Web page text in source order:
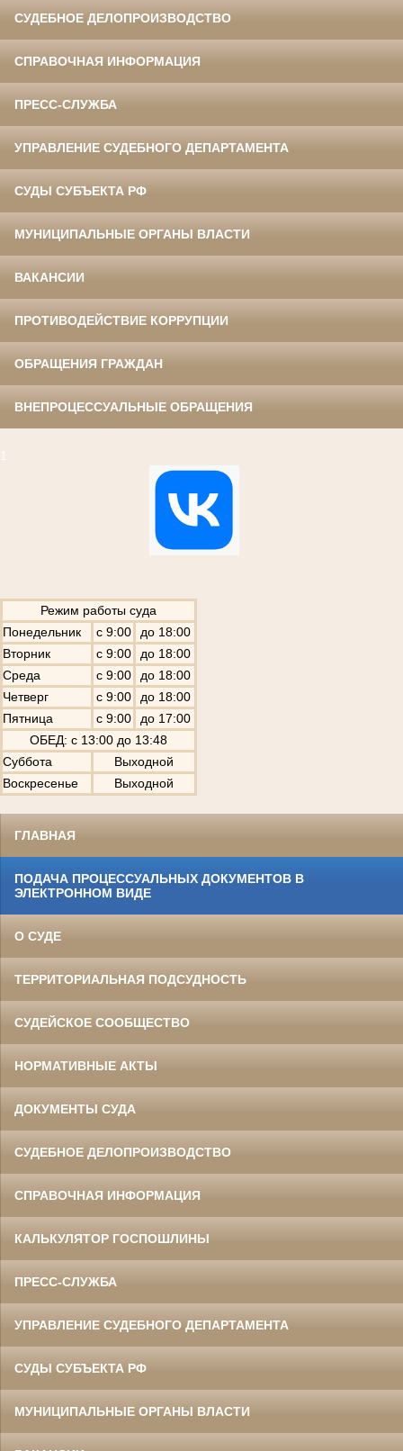
СУДЕБНОЕ ДЕЛОПРОИЗВОДСТВО
СПРАВОЧНАЯ ИНФОРМАЦИЯ
ПРЕСС-СЛУЖБА
УПРАВЛЕНИЕ СУДЕБНОГО ДЕПАРТАМЕНТА
СУДЫ СУБЪЕКТА РФ
МУНИЦИПАЛЬНЫЕ ОРГАНЫ ВЛАСТИ
ВАКАНСИИ
ПРОТИВОДЕЙСТВИЕ КОРРУПЦИИ
ОБРАЩЕНИЯ ГРАЖДАН
ВНЕПРОЦЕССУАЛЬНЫЕ ОБРАЩЕНИЯ
Режим работы суда
Понедельник
с 9:00
до 18:00
Вторник
с 9:00
до 18:00
Среда
с 9:00
до 18:00
Четверг
с 9:00
до 18:00
Пятница
с 9:00
до 17:00
ОБЕД: с 13:00 до 13:48
Суббота
Выходной
Воскресенье
Выходной
ГЛАВНАЯ
ПОДАЧА ПРОЦЕССУАЛЬНЫХ ДОКУМЕНТОВ В
ЭЛЕКТРОННОМ ВИДЕ
О СУДЕ
ТЕРРИТОРИАЛЬНАЯ ПОДСУДНОСТЬ
СУДЕЙСКОЕ СООБЩЕСТВО
НОРМАТИВНЫЕ АКТЫ
ДОКУМЕНТЫ СУДА
СУДЕБНОЕ ДЕЛОПРОИЗВОДСТВО
СПРАВОЧНАЯ ИНФОРМАЦИЯ
КАЛЬКУЛЯТОР ГОСПОШЛИНЫ
ПРЕСС-СЛУЖБА
УПРАВЛЕНИЕ СУДЕБНОГО ДЕПАРТАМЕНТА
СУДЫ СУБЪЕКТА РФ
МУНИЦИПАЛЬНЫЕ ОРГАНЫ ВЛАСТИ